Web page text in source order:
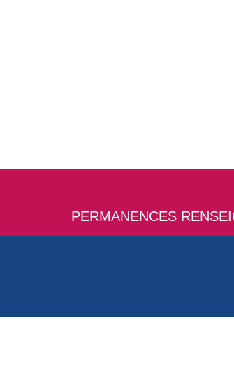
PERMANENCES